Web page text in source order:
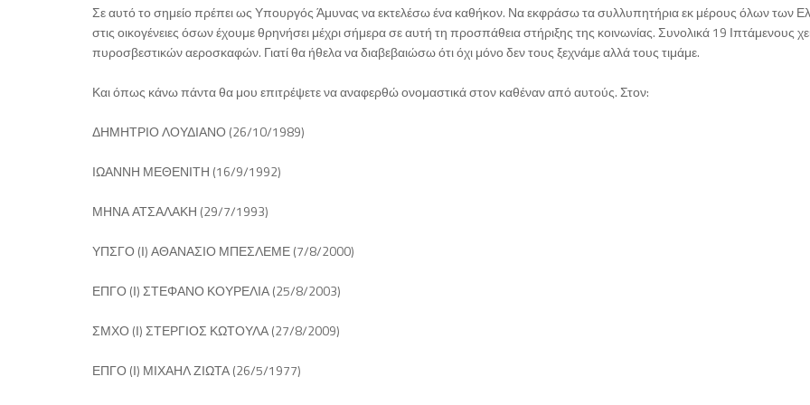
Σε αυτό το σημείο πρέπει ως Υπουργός Άμυνας να εκτελέσω ένα καθήκον. Να εκφράσω τα συλλυπητήρια εκ μέρους όλων των
στις οικογένειες όσων έχουμε θρηνήσει μέχρι σήμερα σε αυτή τη προσπάθεια στήριξης της κοινωνίας. Συνολικά 19 Ιπτάμενους
πυροσβεστικών αεροσκαφών. Γιατί θα ήθελα να διαβεβαιώσω ότι όχι μόνο δεν τους ξεχνάμε αλλά τους τιμάμε.
Και όπως κάνω πάντα θα μου επιτρέψετε να αναφερθώ ονομαστικά στον καθέναν από αυτούς. Στον:
ΔΗΜΗΤΡΙΟ ΛΟΥΔΙΑΝΟ (26/10/1989)
ΙΩΑΝΝΗ ΜΕΘΕΝΙΤΗ (16/9/1992)
ΜΗΝΑ ΑΤΣΑΛΑΚΗ (29/7/1993)
ΥΠΣΓΟ (Ι) ΑΘΑΝΑΣΙΟ ΜΠΕΣΛΕΜΕ (7/8/2000)
ΕΠΓΟ (Ι) ΣΤΕΦΑΝΟ ΚΟΥΡΕΛΙΑ (25/8/2003)
ΣΜΧΟ (Ι) ΣΤΕΡΓΙΟΣ ΚΩΤΟΥΛΑ (27/8/2009)
ΕΠΓΟ (Ι) ΜΙΧΑΗΛ ΖΙΩΤΑ (26/5/1977)